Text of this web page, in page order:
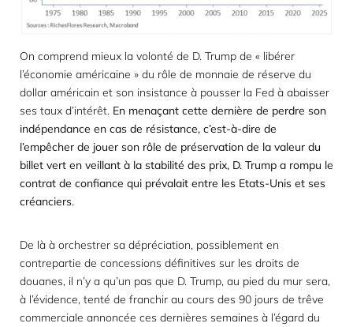
On comprend mieux la volonté de D. Trump de « libérer
l’économie américaine » du rôle de monnaie de réserve du
dollar américain et son insistance à pousser la Fed à abaisser
ses taux d’intérêt. En menaçant cette dernière de perdre son
indépendance en cas de résistance, c’est-à-dire de
l’empêcher de jouer son rôle de préservation de la valeur du
billet vert en veillant à la stabilité des prix, D. Trump a rompu le
contrat de confiance qui prévalait entre les Etats-Unis et ses
créanciers.
De là à orchestrer sa dépréciation, possiblement en
contrepartie de concessions définitives sur les droits de
douanes, il n’y a qu’un pas que D. Trump, au pied du mur sera,
à l’évidence, tenté de franchir au cours des 90 jours de trêve
commerciale annoncée ces dernières semaines à l’égard du